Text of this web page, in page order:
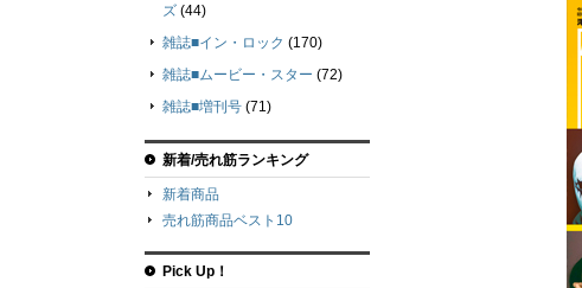
ズ (44)
雑誌■イン・ロック (170)
雑誌■ムービー・スター (72)
雑誌■増刊号 (71)
新着/売れ筋ランキング
新着商品
売れ筋商品ベスト10
Pick Up！